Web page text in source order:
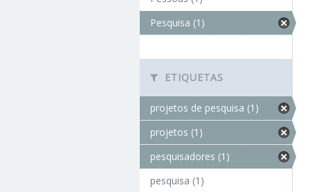
Pesquisa (1)
ETIQUETAS
projetos de pesquisa (1)
projetos (1)
pesquisadores (1)
pesquisa (1)